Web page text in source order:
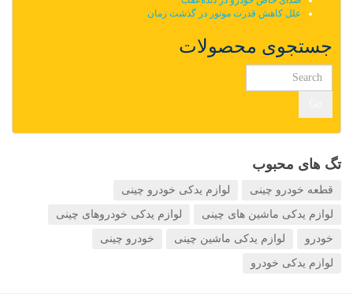
علل کاهش قدرت موتور در گذشت زمان
جستجوی محصولات
تگ های محبوب
قطعه خودرو چینی لوازم یدکی خودرو چینی
لوازم یدکی ماشین های چینی لوازم یدکی خودروهای چینی
خودرو لوازم یدکی ماشین چینی خودرو چینی
لوازم یدکی خودرو